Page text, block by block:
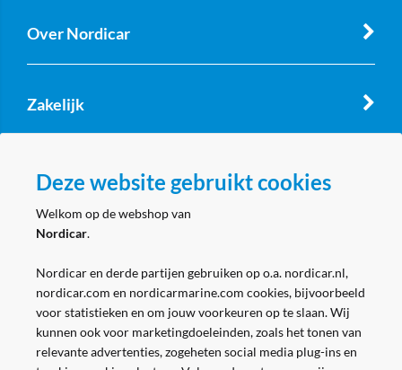
Over Nordicar
Zakelijk
Volg ons
Deze website gebruikt cookies
Welkom op de webshop van
Nordicar.
Nordicar en derde partijen gebruiken op o.a. nordicar.nl,
nordicar.com en nordicarmarine.com cookies, bijvoorbeeld
voor statistieken en om jouw voorkeuren op te slaan. Wij
kunnen ook voor marketingdoeleinden, zoals het tonen van
relevante advertenties, zogeheten social media plug-ins en